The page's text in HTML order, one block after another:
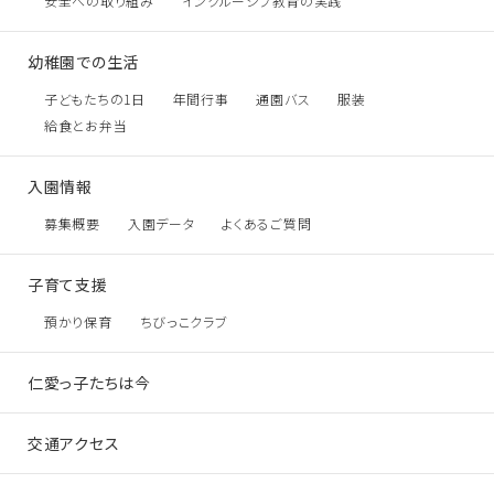
幼稚園での生活
子どもたちの1日 年間行事 通園バス
服装
給食とお弁当
入園情報
募集概要 入園データ よくあるご質問
子育て支援
預かり保育 ちびっこクラブ
仁愛っ子たちは今
交通アクセス